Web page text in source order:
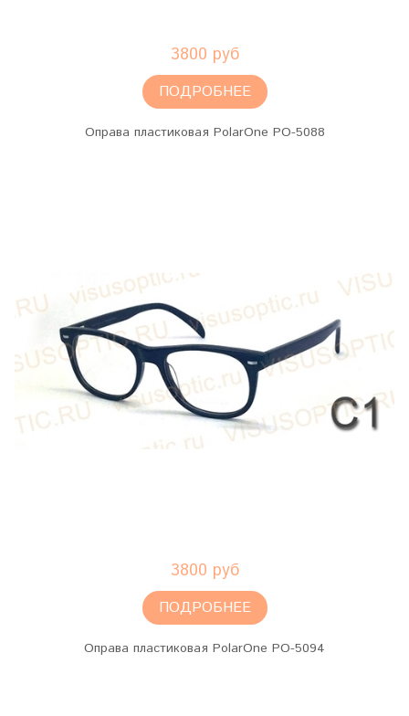
3800 руб
ПОДРОБНЕЕ
Оправа пластиковая PolarOne PO-5088
3800 руб
ПОДРОБНЕЕ
Оправа пластиковая PolarOne PO-5094